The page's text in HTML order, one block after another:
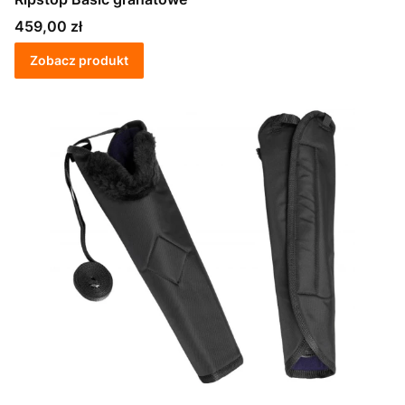
Cena
459,00 zł
Zobacz produkt